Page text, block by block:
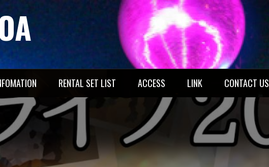
RENTAL SET LIST ACCESS LINK CONTACT US